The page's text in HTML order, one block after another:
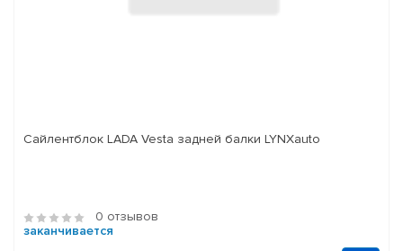
Сайлентблок LADA Vesta задней балки LYNXauto
0 отзывов
заканчивается